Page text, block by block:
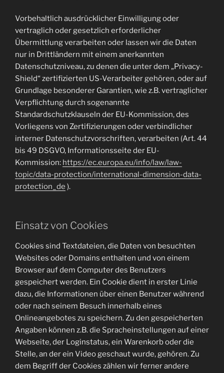
Vorbehaltlich ausdrücklicher Einwilligung oder
vertraglich oder gesetzlich erforderlicher
Übermittlung verarbeiten oder lassen wir die Daten
nur in Drittländern mit einem anerkannten
Datenschutzniveau, zu denen die unter dem „Privacy-
Shield“ zertifizierten US-Verarbeiter gehören, oder auf
Grundlage besonderer Garantien, wie z.B. vertraglicher
Verpflichtung durch sogenannte
Standardschutzklauseln der EU-Kommission, des
Vorliegens von Zertifizierungen oder verbindlicher
interner Datenschutzvorschriften, verarbeiten (Art. 44
bis 49 DSGVO, Informationsseite der EU-
Kommission: https://ec.europa.eu/info/law/law-
topic/data-protection/international-dimension-data-
protection_de ).
Einsatz von Cookies
Cookies sind Textdateien, die Daten von besuchten
Websites oder Domains enthalten und von einem
Browser auf dem Computer des Benutzers
gespeichert werden. Ein Cookie dient in erster Linie
dazu, die Informationen über einen Benutzer während
oder nach seinem Besuch innerhalb eines
Onlineangebotes zu speichern. Zu den gespeicherten
Angaben können z.B. die Spracheinstellungen auf einer
Webseite, der Loginstatus, ein Warenkorb oder die
Stelle, an der ein Video geschaut wurde, gehören. Zu
dem Begriff der Cookies zählen wir ferner andere